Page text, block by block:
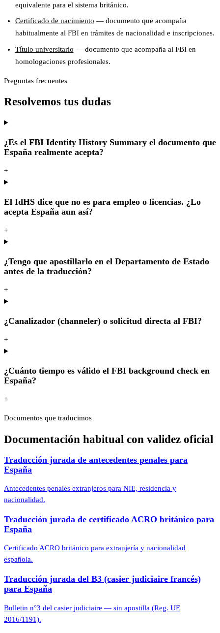
equivalente para el sistema británico.
Certificado de nacimiento — documento que acompaña
habitualmente al FBI en trámites de nacionalidad e inscripciones.
Título universitario — documento que acompaña al FBI en
homologaciones profesionales.
Preguntas frecuentes
Resolvemos tus dudas
¿Es el FBI Identity History Summary el documento que
España realmente acepta?
+
El IdHS dice que no es para empleo o licencias. ¿Lo
acepta España aun así?
+
¿Tengo que apostillarlo en el Departamento de Estado
antes de la traducción?
+
¿Canalizador (channeler) o solicitud directa al FBI?
+
¿Cuánto tiempo es válido el FBI background check en
España?
+
Documentos que traducimos
Documentación habitual con validez oficial
Traducción jurada de antecedentes penales para
España
Antecedentes penales extranjeros para NIE, residencia y
nacionalidad.
Traducción jurada de certificado ACRO británico para
España
Certificado ACRO británico para extranjería y nacionalidad
española.
Traducción jurada del B3 (casier judiciaire francés)
para España
Bulletin n°3 del casier judiciaire — sin apostilla (Reg. UE
2016/1191).